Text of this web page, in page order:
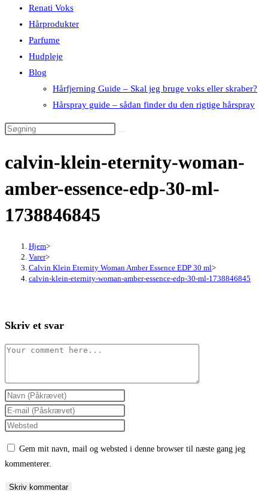
Renati Voks
Hårprodukter
Parfume
Hudpleje
Blog
Hårfjerning Guide – Skal jeg bruge voks eller skraber?
Hårspray guide – sådan finder du den rigtige hårspray
calvin-klein-eternity-woman-
amber-essence-edp-30-ml-
1738846845
Hjem>
Varer>
Calvin Klein Eternity Woman Amber Essence EDP 30 ml>
calvin-klein-eternity-woman-amber-essence-edp-30-ml-1738846845
Skriv et svar
Comment
Enter
your
name
comment
Enter
your
comment
Enter
(optional)
Gem mit navn, mail og websted i denne browser til næste gang jeg
kommenterer.